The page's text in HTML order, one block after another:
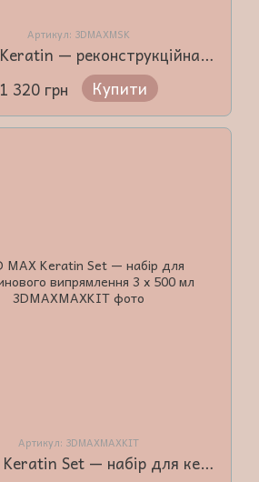
Артикул: 3DMAXMSK
3D Max Keratin — реконструкційна маска 500 мл
1 320 грн
Купити
Артикул: 3DMAXMAXKIT
3D MAX Keratin Set — набір для кератинового випрямлення 3 x 500 мл